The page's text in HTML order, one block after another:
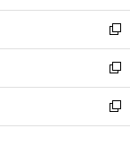
開
く
ウ
で
開
く
ン
ド
ウ
で
開
く
ウ
ィ
ン
ド
ウ
で
開
し
い
ウ
ィ
ン
ド
ウ
新
し
い
ウ
ィ
ン
新
し
い
ウ
新
し